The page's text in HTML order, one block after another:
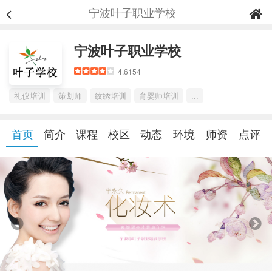
宁波叶子职业学校
宁波叶子职业学校
4.6154
礼仪培训 策划师 纹绣培训 育婴师培训 ...
首页 简介 课程 校区 动态 环境 师资 点评